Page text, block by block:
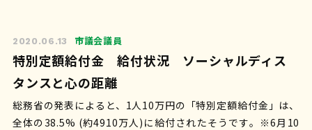
2020.06.13 市議会議員
特別定額給付金 給付状況 ソーシャルディス
タンスと心の距離
総務省の発表によると、1人10万円の「特別定額給付金」は、
全体の38.5% (約4910万人)に給付されたそうです。※6月10